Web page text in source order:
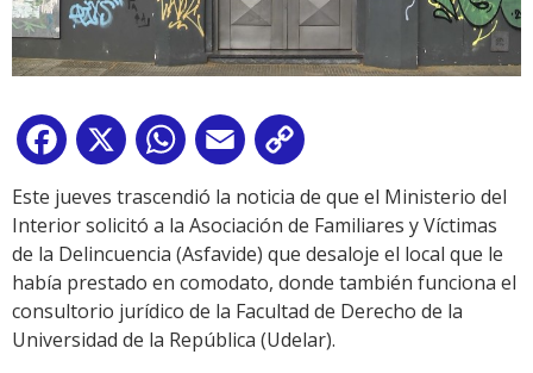
Facebook
X WhatsApp
Email
Link
Este jueves trascendió la noticia de que el Ministerio del
Interior solicitó a la Asociación de Familiares y Víctimas
de la Delincuencia (Asfavide) que desaloje el local que le
había prestado en comodato, donde también funciona el
consultorio jurídico de la Facultad de Derecho de la
Universidad de la República (Udelar).